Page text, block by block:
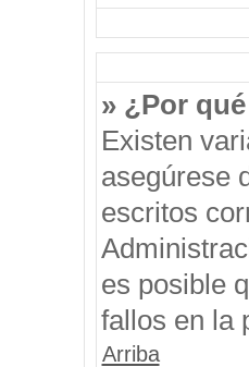
» ¿Por
Existen
asegúrese
escritos
es posible
fallos en la
Arriba